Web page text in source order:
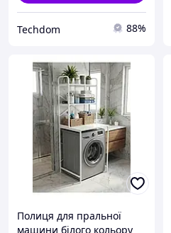
Techdom 88%
Полиця для пральної
машини білого кольору